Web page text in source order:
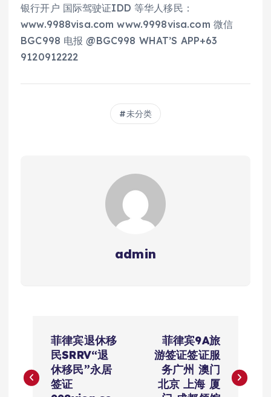
银行开户 国际驾驶证IDD 等华人移民：
www.9988visa.com www.9998visa.com 微信
BGC998 电报 @BGC998 WHAT’S APP+63
9120912222
未分类
admin
导
菲律宾退休移
民SRRV“退
休移民”永居
签证
菲律宾9A旅
游签证签证服
务广州 澳门
北京 上海 厦